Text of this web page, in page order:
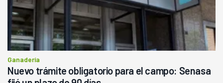
Ganadería
Nuevo trámite obligatorio para el campo: Senasa